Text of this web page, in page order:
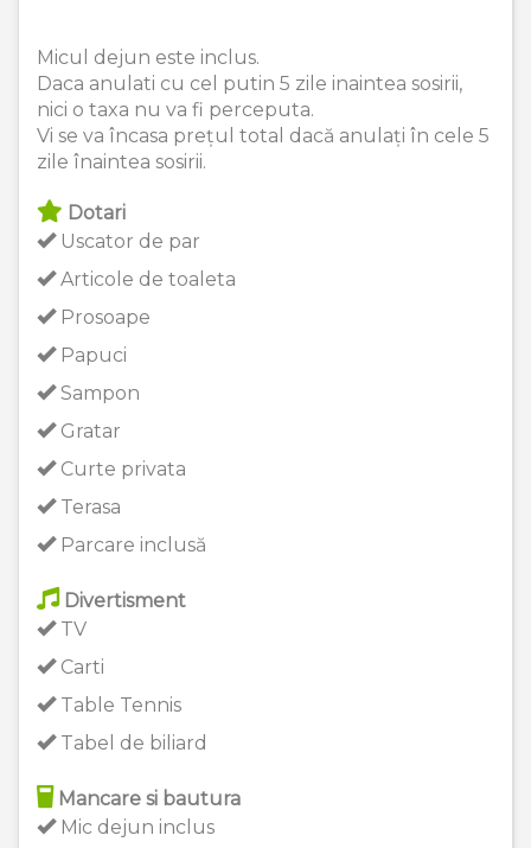
Micul dejun este inclus.
Daca anulati cu cel putin 5 zile inaintea sosirii,
nici o taxa nu va fi perceputa.
Vi se va încasa prețul total dacă anulați în cele 5
zile înaintea sosirii.
Dotari
Uscator de par
Articole de toaleta
Prosoape
Papuci
Sampon
Gratar
Curte privata
Terasa
Parcare inclusă
Divertisment
TV
Carti
Table Tennis
Tabel de biliard
Mancare si bautura
Mic dejun inclus